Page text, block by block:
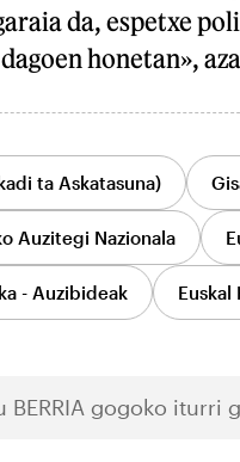
da, espetxe
honetan»,
ta Askatasuna)
Auzitegi Nazionala
- Auzibideak Euskal
BERRIA gogoko iturri